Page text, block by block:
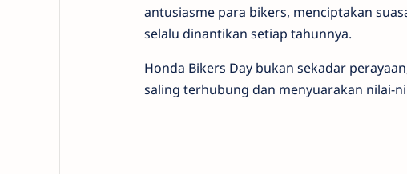
antusiasme para bikers, menciptakan
selalu dinantikan setiap tahunnya.
Honda Bikers Day bukan sekadar
saling terhubung dan menyuarakan nilai-